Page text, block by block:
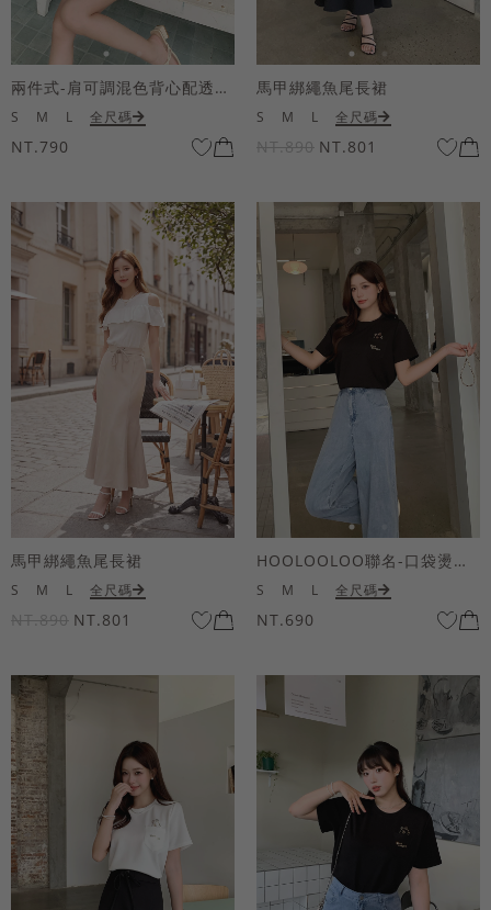
兩件式-肩可調混色背心配透膚短袖上衣
S M L 全尺碼
NT.790
馬甲綁繩魚尾長裙
S M L 全尺碼
NT.890 NT.801
馬甲綁繩魚尾長裙
S M L 全尺碼
NT.890 NT.801
HOOLOOLOO聯名-口袋燙金KUKU熊短袖上衣
S M L 全尺碼
NT.690